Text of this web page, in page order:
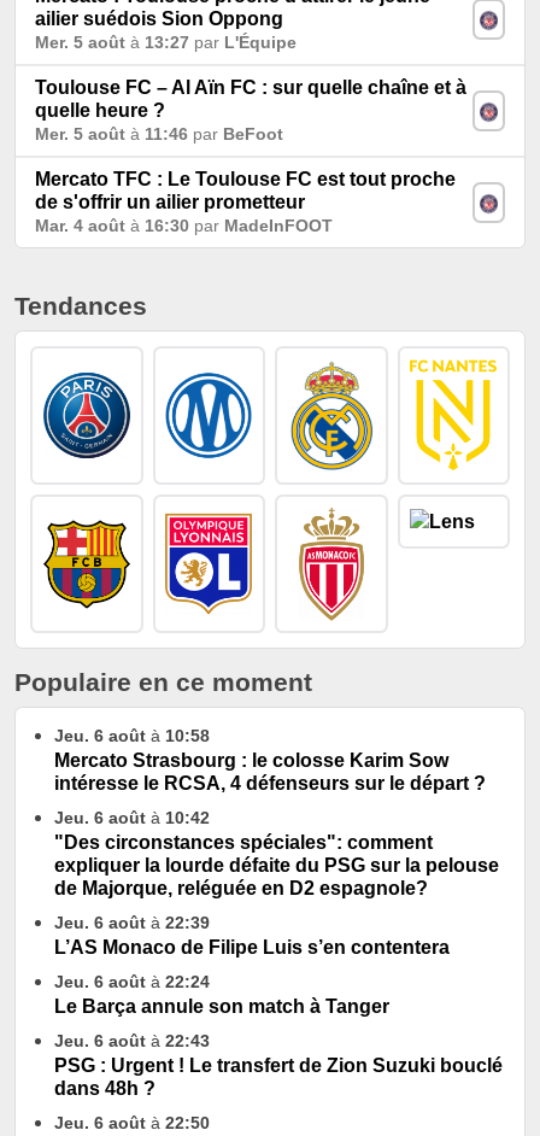
ailier suédois Sion Oppong
Mer. 5 août à 13:27 par L'Équipe
Toulouse FC – Al Aïn FC : sur quelle chaîne et à
quelle heure ?
Mer. 5 août à 11:46 par BeFoot
Mercato TFC : Le Toulouse FC est tout proche
de s'offrir un ailier prometteur
Mar. 4 août à 16:30 par MadeInFOOT
Tendances
Populaire en ce moment
Jeu. 6 août à 10:58
Mercato Strasbourg : le colosse Karim Sow
intéresse le RCSA, 4 défenseurs sur le départ ?
Jeu. 6 août à 10:42
"Des circonstances spéciales": comment
expliquer la lourde défaite du PSG sur la pelouse
de Majorque, reléguée en D2 espagnole?
Jeu. 6 août à 22:39
L’AS Monaco de Filipe Luis s’en contentera
Jeu. 6 août à 22:24
Le Barça annule son match à Tanger
Jeu. 6 août à 22:43
PSG : Urgent ! Le transfert de Zion Suzuki bouclé
dans 48h ?
Jeu. 6 août à 22:50